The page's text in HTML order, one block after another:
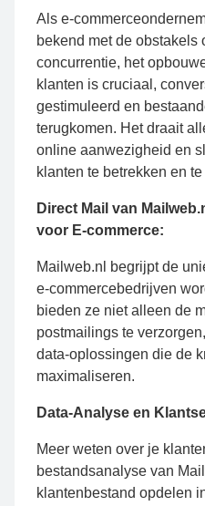
Als e-
bekend met de obstakels
concurrentie, het
klanten is cruciaal,
gestimuleerd en
terugkomen. Het draait
online aanwezigheid en
klanten te betrekken en
Direct Mail van
voor E-commerce:
Mailweb.nl begrijpt de
e-commercebedrijven
bieden ze niet alleen de
postmailings te
data-oplossingen die de
maximaliseren.
Data-Analyse en
Meer weten over je
bestandsanalyse van
klantenbestand opdelen